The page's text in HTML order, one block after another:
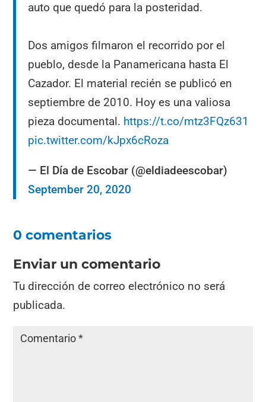
auto que quedó para la posteridad.
Dos amigos filmaron el recorrido por el
pueblo, desde la Panamericana hasta El
Cazador. El material recién se publicó en
septiembre de 2010. Hoy es una valiosa
pieza documental. https://t.co/mtz3FQz631
pic.twitter.com/kJpx6cRoza
— El Día de Escobar (@eldiadeescobar)
September 20, 2020
0 comentarios
Enviar un comentario
Tu dirección de correo electrónico no será
publicada.